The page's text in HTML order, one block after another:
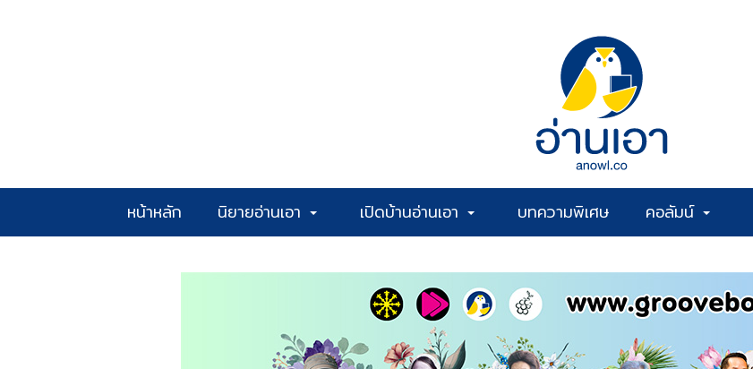
หน้าหลัก นิยายอ่านเอา เปิดบ้านอ่านเอา บทความพิเศษ คอลัมน์